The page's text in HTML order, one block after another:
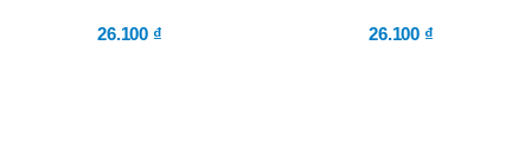
26.100 ₫ 26.100 ₫